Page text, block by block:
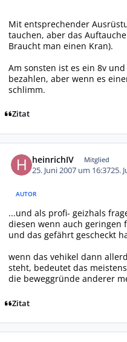
Mit entsprechender
tauchen, aber das
Braucht man einen Kran).
Am sonsten ist es ein 8v
bezahlen, aber wenn es
schlimm.
Zitat
heinrichIV Mitglied
25. Juni 2007 um 16:3725.
AUTOR
...und als profi- geizhals
diesen wenn auch geringen
und das gefährt gescheckt
wenn das vehikel dann
steht, bedeutet das
die beweggründe anderer
Zitat